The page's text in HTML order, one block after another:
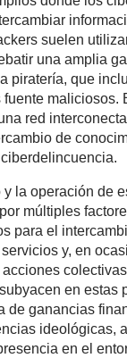
suelen
una amplia
piratería, que
maliciosos.
red
de
la operación de
múltiples
para el
y, en
en estas
de ganancias
ideológicas,
en el